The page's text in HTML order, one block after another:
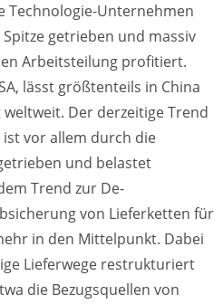
Technologie-Unternehmen
getrieben und massiv
Arbeitsteilung profitiert.
lässt größtenteils in China
Der derzeitige Trend
vor allem durch die
und belastet
Trend zur De-
von Lieferketten für
in den Mittelpunkt. Dabei
Lieferwege restrukturiert
die Bezugsquellen von